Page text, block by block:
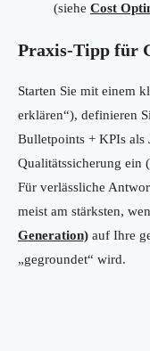
(siehe Cost
Praxis-Tipp für
Starten Sie mit einem
erklären“), definieren
Bulletpoints + KPIs als
Qualitätssicherung ein
Für verlässliche
meist am stärksten,
Generation) auf Ihre
„gegroundet“ wird.